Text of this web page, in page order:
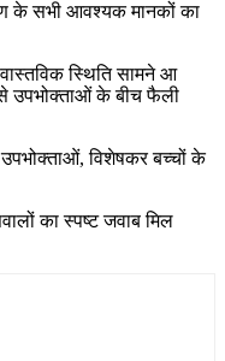
के सभी आवश्यक मानकों का
वास्तविक स्थिति सामने आ
उपभोक्ताओं के बीच फैली
उपभोक्ताओं, विशेषकर बच्चों के
का स्पष्ट जवाब मिल